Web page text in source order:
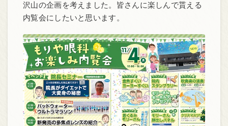
沢山の企画を考えました。皆さんに楽しんで貰える
内覧会にしたいと思います。